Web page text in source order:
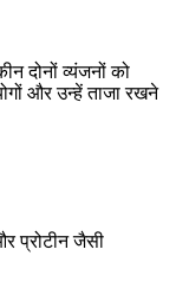
दोनों व्यंजनों को
और उन्हें ताजा रखने
प्रोटीन जैसी